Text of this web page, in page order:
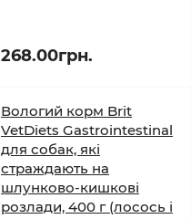
268.00грн.
Вологий корм Brit
VetDiets Gastrointestinal
для собак, які
страждають на
шлунково-кишкові
розлади, 400 г (лосось і